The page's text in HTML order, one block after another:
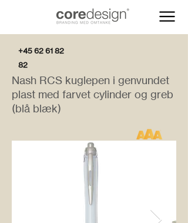
+45 62 61 82
82
Nash RCS kuglepen i genvundet
plast med farvet cylinder og greb
(blå blæk)